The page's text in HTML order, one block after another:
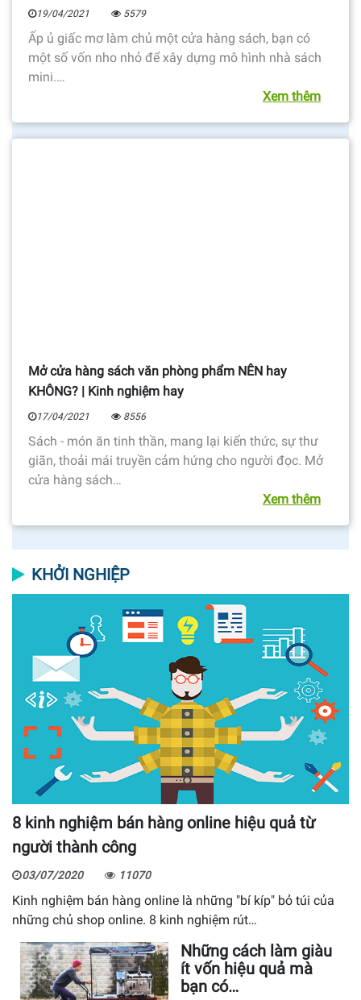
19/04/2021 5579
Ấp ủ giấc mơ làm chủ một cửa hàng sách, bạn có
một số vốn nho nhỏ để xây dựng mô hình nhà sách
mini.…
Xem thêm
Mở cửa hàng sách văn phòng phẩm NÊN hay
KHÔNG? | Kinh nghiệm hay
17/04/2021 8556
Sách - món ăn tinh thần, mang lại kiến thức, sự thư
giãn, thoải mái truyền cảm hứng cho người đọc. Mở
cửa hàng sách…
Xem thêm
KHỞI NGHIỆP
8 kinh nghiệm bán hàng online hiệu quả từ
người thành công
03/07/2020 11070
Kinh nghiệm bán hàng online là những "bí kíp" bỏ túi của
những chủ shop online. 8 kinh nghiệm rút…
Những cách làm giàu
ít vốn hiệu quả mà
bạn có…